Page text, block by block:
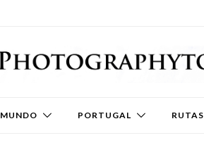
MUNDO PORTUGAL RUTAS